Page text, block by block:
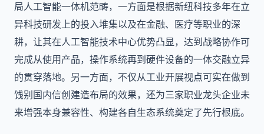
局人工智能一体机范畴，一方面是根据新纽科技多年在立
异科技研发上的投入堆集以及在金融、医疗等职业的深
耕，让其在人工智能技术中心优势凸显，达到战略协作可
完成从使用产品，操作系统再到硬件设备的一体交融立异
的贯穿落地。另一方面，不仅从工业开展视点可实在做到
饯别国内信创建造布局的效果，还为三家职业龙头企业未
来增强本身兼容性、构建各自生态系统奠定了先行根底。